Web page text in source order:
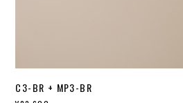
C3-BR + MP3-BR